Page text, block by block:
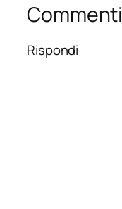
Commenti
Rispondi